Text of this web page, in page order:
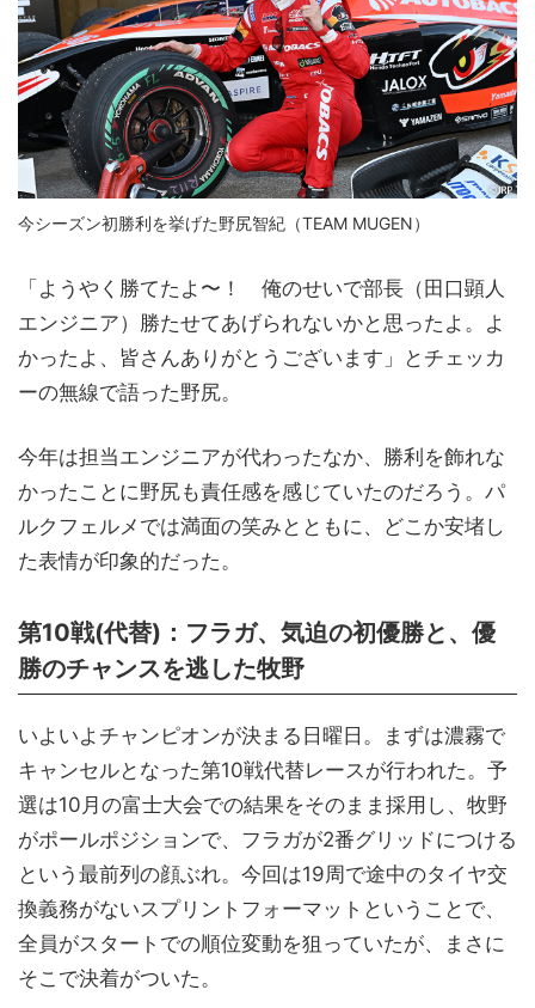
今シーズン初勝利を挙げた野尻智紀（TEAM MUGEN）
「ようやく勝てたよ〜！ 俺のせいで部長（田口顕人
エンジニア）勝たせてあげられないかと思ったよ。よ
かったよ、皆さんありがとうございます」とチェッカ
ーの無線で語った野尻。
今年は担当エンジニアが代わったなか、勝利を飾れな
かったことに野尻も責任感を感じていたのだろう。パ
ルクフェルメでは満面の笑みとともに、どこか安堵し
た表情が印象的だった。
第10戦(代替)：フラガ、気迫の初優勝と、優
勝のチャンスを逃した牧野
いよいよチャンピオンが決まる日曜日。まずは濃霧で
キャンセルとなった第10戦代替レースが行われた。予
選は10月の富士大会での結果をそのまま採用し、牧野
がポールポジションで、フラガが2番グリッドにつける
という最前列の顔ぶれ。今回は19周で途中のタイヤ交
換義務がないスプリントフォーマットということで、
全員がスタートでの順位変動を狙っていたが、まさに
そこで決着がついた。